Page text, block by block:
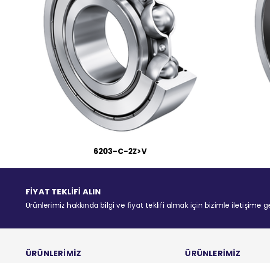
6203-C-2Z>V
FİYAT TEKLİFİ ALIN
Ürünlerimiz hakkında bilgi ve fiyat teklifi almak için bizimle iletişime
ÜRÜNLERİMİZ
ÜRÜNLERİMİZ